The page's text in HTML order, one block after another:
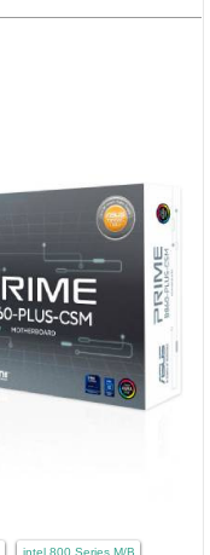
intel 800 Series M/B